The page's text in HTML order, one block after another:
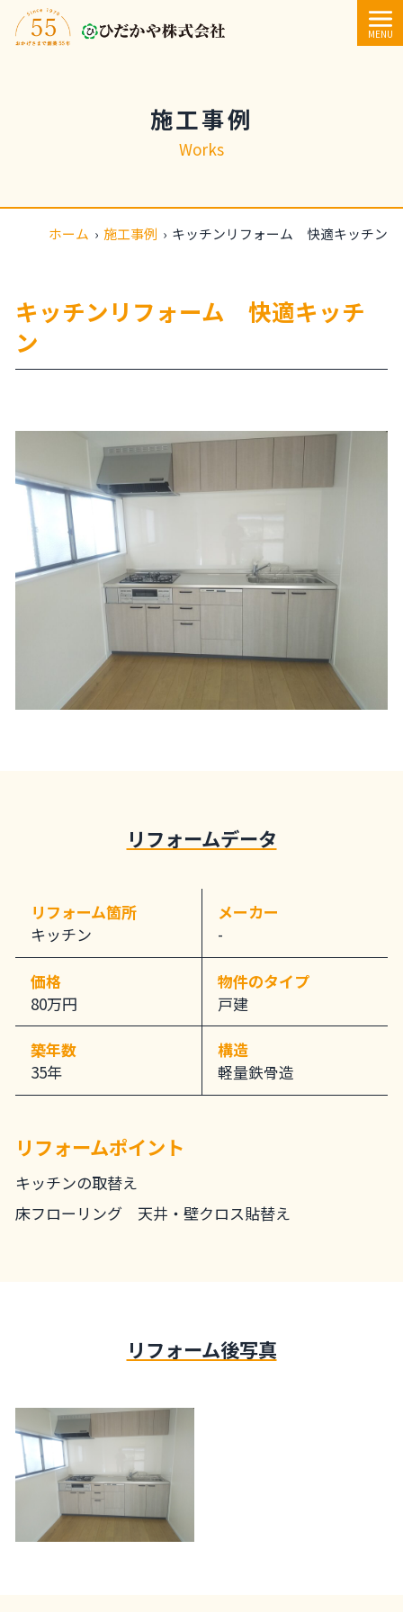
内容をスキップ
MENU
施工事例
Works
ホーム › 施工事例 › キッチンリフォーム 快適キッチン
キッチンリフォーム 快適キッチ
ン
リフォームデータ
リフォーム箇所
キッチン
メーカー
-
価格
80万円
物件のタイプ
戸建
築年数
35年
構造
軽量鉄骨造
リフォームポイント
キッチンの取替え
床フローリング 天井・壁クロス貼替え
リフォーム後写真